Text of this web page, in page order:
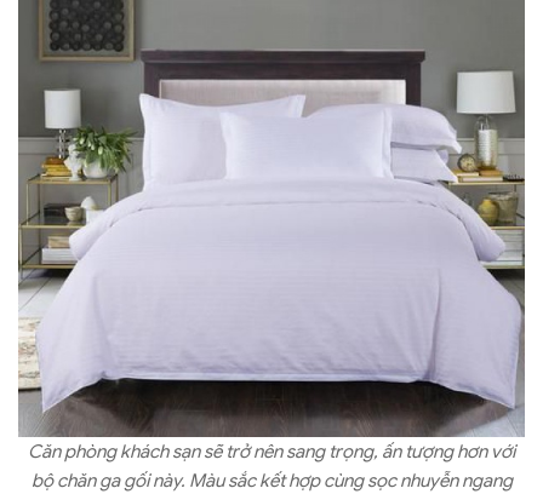
Căn phòng khách sạn sẽ trở nên sang trọng, ấn tượng hơn với
bộ chăn ga gối này. Màu sắc kết hợp cùng sọc nhuyễn ngang